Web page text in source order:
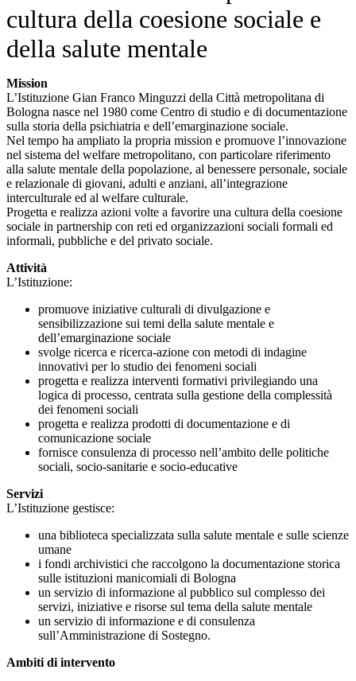
cultura della coesione sociale e
della salute mentale
Mission
L’Istituzione Gian Franco Minguzzi della Città metropolitana di
Bologna nasce nel 1980 come Centro di studio e di documentazione
sulla storia della psichiatria e dell’emarginazione sociale.
Nel tempo ha ampliato la propria mission e promuove l’innovazione
nel sistema del welfare metropolitano, con particolare riferimento
alla salute mentale della popolazione, al benessere personale, sociale
e relazionale di giovani, adulti e anziani, all’integrazione
interculturale ed al welfare culturale.
Progetta e realizza azioni volte a favorire una cultura della coesione
sociale in partnership con reti ed organizzazioni sociali formali ed
informali, pubbliche e del privato sociale.
Attività
L’Istituzione:
promuove iniziative culturali di divulgazione e
sensibilizzazione sui temi della salute mentale e
dell’emarginazione sociale
svolge ricerca e ricerca-azione con metodi di indagine
innovativi per lo studio dei fenomeni sociali
progetta e realizza interventi formativi privilegiando una
logica di processo, centrata sulla gestione della complessità
dei fenomeni sociali
progetta e realizza prodotti di documentazione e di
comunicazione sociale
fornisce consulenza di processo nell’ambito delle politiche
sociali, socio-sanitarie e socio-educative
Servizi
L’Istituzione gestisce:
una biblioteca specializzata sulla salute mentale e sulle scienze
umane
i fondi archivistici che raccolgono la documentazione storica
sulle istituzioni manicomiali di Bologna
un servizio di informazione al pubblico sul complesso dei
servizi, iniziative e risorse sul tema della salute mentale
un servizio di informazione e di consulenza
sull’Amministrazione di Sostegno.
Ambiti di intervento